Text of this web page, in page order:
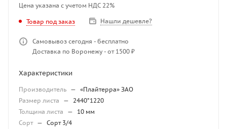
Цена указана с учетом НДС 22%
Товар под заказ Нашли дешевле?
Самовывоз сегодня - бесплатно
Доставка по Воронежу - от 1500 ₽
Характеристики
Производитель — «Плайтерра» ЗАО
Размер листа
— 2440*1220
Толщина листа
—
10 мм
Сорт — Сорт 3/4